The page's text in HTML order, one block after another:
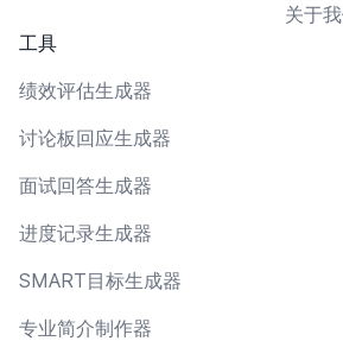
工具
绩效评估生成器
讨论板回应生成器
面试回答生成器
进度记录生成器
SMART目标生成器
专业简介制作器
关于